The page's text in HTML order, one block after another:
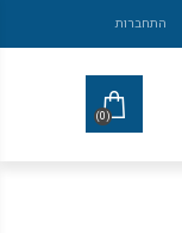
התחברות
(0)